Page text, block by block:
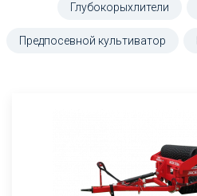
Глубокорыхлители
Предпосевной культиватор